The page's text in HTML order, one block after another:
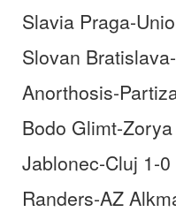
Slavia Praga-
Slovan
Anorthosis-
Bodo Glimt-Zorya
Jablonec-Cluj 1-0
Randers-AZ